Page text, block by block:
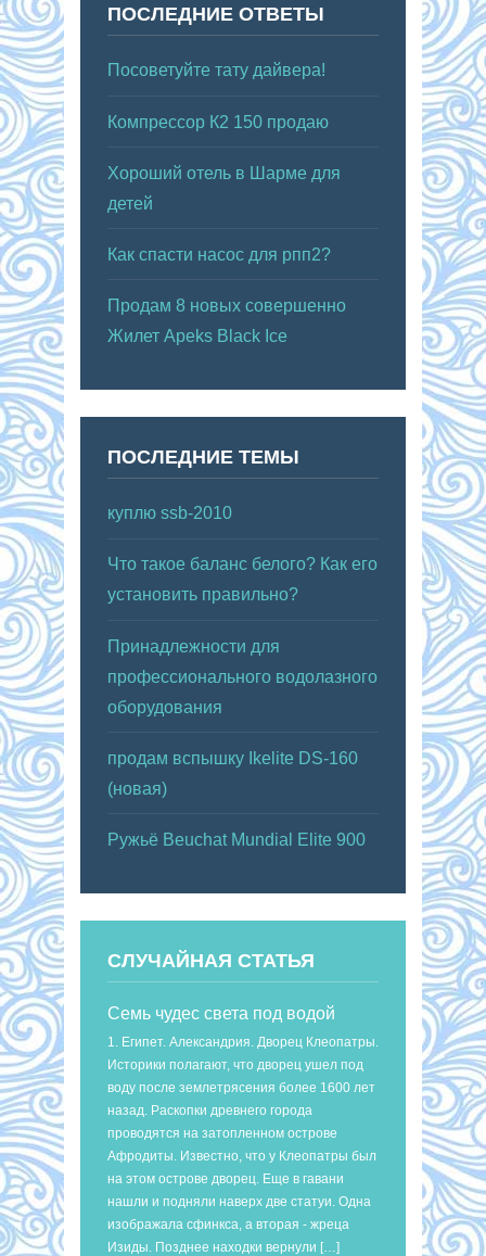
ПОСЛЕДНИЕ ОТВЕТЫ
Посоветуйте тату дайвера!
Компрессор К2 150 продаю
Хороший отель в Шарме для
детей
Как спасти насос для рпп2?
Продам 8 новых совершенно
Жилет Apeks Black Ice
ПОСЛЕДНИЕ ТЕМЫ
куплю ssb-2010
Что такое баланс белого? Как его
установить правильно?
Принадлежности для
профессионального водолазного
оборудования
продам вспышку Ikelite DS-160
(новая)
Ружьё Beuchat Mundial Elite 900
СЛУЧАЙНАЯ СТАТЬЯ
Семь чудес света под водой
1. Египет. Александрия. Дворец Клеопатры.
Историки полагают, что дворец ушел под
воду после землетрясения более 1600 лет
назад. Раскопки древнего города
проводятся на затопленном острове
Афродиты. Известно, что у Клеопатры был
на этом острове дворец. Еще в гавани
нашли и подняли наверх две статуи. Одна
изображала сфинкса, а вторая - жреца
Изиды. Позднее находки вернули […]